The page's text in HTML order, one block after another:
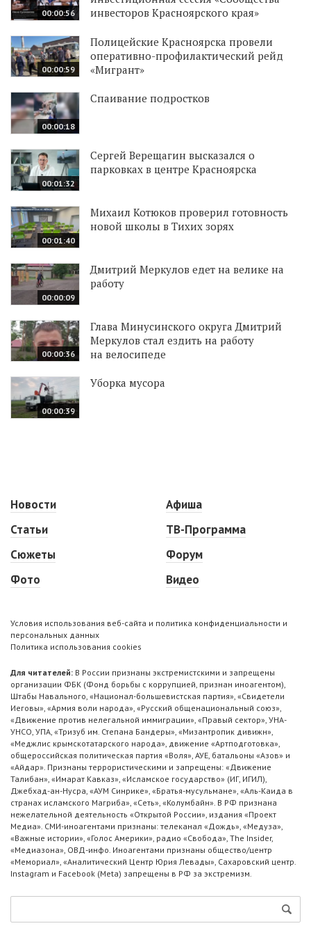
00:00:56
инвесторов Красноярского края»
00:00:59
Полицейские Красноярска провели
оперативно-профилактический рейд
«Мигрант»
00:00:18
Спаивание подростков
00:01:32
Сергей Верещагин высказался о
парковках в центре Красноярска
00:01:40
Михаил Котюков проверил готовность
новой школы в Тихих зорях
00:00:09
Дмитрий Меркулов едет на велике на
работу
00:00:36
Глава Минусинского округа Дмитрий
Меркулов стал ездить на работу
на велосипеде
00:00:39
Уборка мусора
Новости
Статьи
Сюжеты
Фото
Афиша
ТВ-Программа
Форум
Видео
Условия использования веб-сайта и политика конфиденциальности и
персональных данных
Политика использования cookies
Для читателей: В России признаны экстремистскими и запрещены
организации ФБК (Фонд борьбы с коррупцией, признан иноагентом),
Штабы Навального, «Национал-большевистская партия», «Свидетели
Иеговы», «Армия воли народа», «Русский общенациональный союз»,
«Движение против нелегальной иммиграции», «Правый сектор», УНА-
УНСО, УПА, «Тризуб им. Степана Бандеры», «Мизантропик дивижн»,
«Меджлис крымскотатарского народа», движение «Артподготовка»,
общероссийская политическая партия «Воля», АУЕ, батальоны «Азов» и
«Айдар». Признаны террористическими и запрещены: «Движение
Талибан», «Имарат Кавказ», «Исламское государство» (ИГ, ИГИЛ),
Джебхад-ан-Нусра, «АУМ Синрике», «Братья-мусульмане», «Аль-Каида в
странах исламского Магриба», «Сеть», «Колумбайн». В РФ признана
нежелательной деятельность «Открытой России», издания «Проект
Медиа». СМИ-иноагентами признаны: телеканал «Дождь», «Медуза»,
«Важные истории», «Голос Америки», радио «Свобода», The Insider,
«Медиазона», ОВД-инфо. Иноагентами признаны общество/центр
«Мемориал», «Аналитический Центр Юрия Левады», Сахаровский центр.
Instagram и Facebook (Metа) запрещены в РФ за экстремизм.